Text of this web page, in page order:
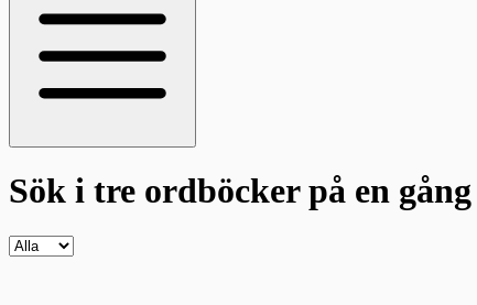
Sök i tre ordböckerpå en gång